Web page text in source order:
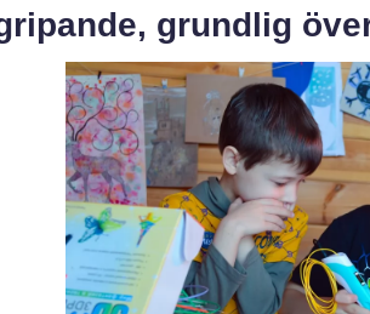
grundlig